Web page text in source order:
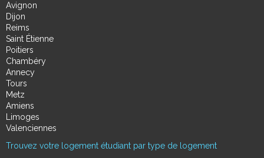
Avignon
Dijon
Reims
Saint Étienne
Poitiers
Chambéry
Annecy
Tours
Metz
Amiens
Limoges
Valenciennes
Trouvez votre logement étudiant par type de logement